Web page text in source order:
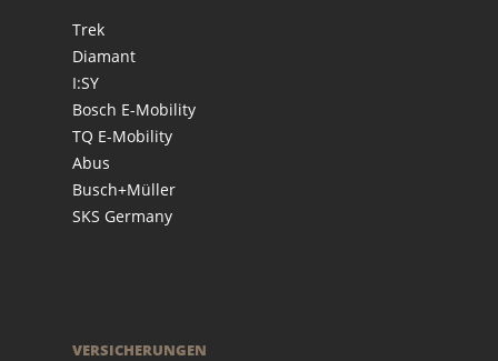
Trek
Diamant
I:SY
Bosch E-Mobility
TQ E-Mobility
Abus
Busch+Müller
SKS Germany
VERSICHERUNGEN